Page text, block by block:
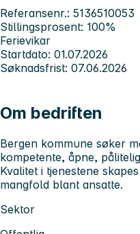
Referansenr.: 5136510053
Stillingsprosent: 100%
Ferievikar
Startdato: 01.07.2026
Søknadsfrist: 07.06.2026
Om bedriften
Bergen kommune søker
kompetente, åpne,
Kvalitet i tjenestene
mangfold blant ansatte.
Sektor